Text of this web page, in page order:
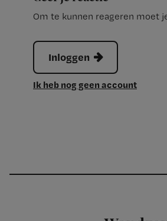
Om te kunnen reageren moet
Inloggen
Ik heb nog geen account